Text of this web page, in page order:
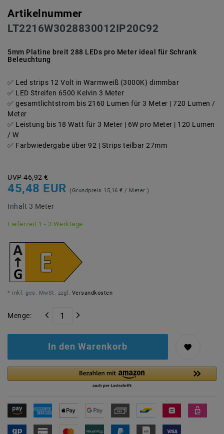
Artikelnummer
LT2216W3028830012IP20C92
5mm Platine breit 288 LEDs pro Meter ideal für Schrank
Beleuchtung
Led strips 12 Volt in Warmweiß (3000K) dimmbar
LED Streifen 6500 Kelvin 3 Meter
gesamtlichtstrom bis 2160 Lumen für 3 Meter | 720 Lumen /
Meter
Leistung bis 18 Watt für 3 Meter | 6W pro Meter | 120 Lumen
/ W
Farbwiedergabe über 92 | Strips teilbar 27mm
UVP 46,92 €
45,48 EUR (Grundpreis 15,16 € / Meter )
Inhalt 3 Meter
Lieferzeit 1 - 3 Werktage
* inkl. ges. MwSt. zzgl. Versandkosten
Menge:
In den Warenkorb